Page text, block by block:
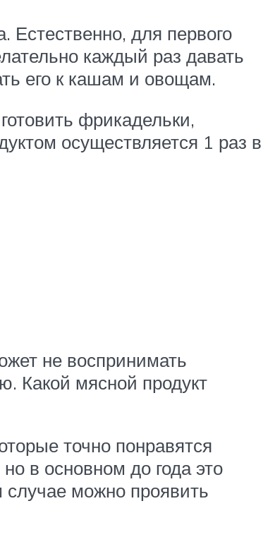
Естественно, для первого
каждый раз давать
его к кашам и овощам.
фрикадельки,
осуществляется 1 раз в
не воспринимать
Какой мясной продукт
точно понравятся
в основном до года это
случае можно проявить